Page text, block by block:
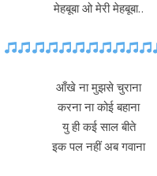
मेहबूबा ओ मेरी मेहबूबा..
आँखे ना मुझसे चुराना
करना ना कोई बहाना
यु ही कई साल बीते
इक पल नहीं अब गवाना